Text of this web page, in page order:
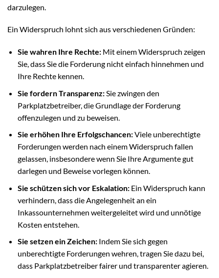
darzulegen.
Ein Widerspruch lohnt sich aus verschiedenen Gründen:
Sie wahren Ihre Rechte:Mit einem Widerspruch zeigen
Sie, dass Sie die Forderung nicht einfach hinnehmen und
Ihre Rechte kennen.
Sie fordern Transparenz:Sie zwingen den
Parkplatzbetreiber, die Grundlage der Forderung
offenzulegen und zu beweisen.
Sie erhöhen Ihre Erfolgschancen:Viele unberechtigte
Forderungen werden nach einem Widerspruch fallen
gelassen, insbesondere wenn Sie Ihre Argumente gut
darlegen und Beweise vorlegen können.
Sie schützen sich vor Eskalation:Ein Widerspruch kann
verhindern, dass die Angelegenheit an ein
Inkassounternehmen weitergeleitet wird und unnötige
Kosten entstehen.
Sie setzen ein Zeichen:Indem Sie sich gegen
unberechtigte Forderungen wehren, tragen Sie dazu bei,
dass Parkplatzbetreiber fairer und transparenter agieren.